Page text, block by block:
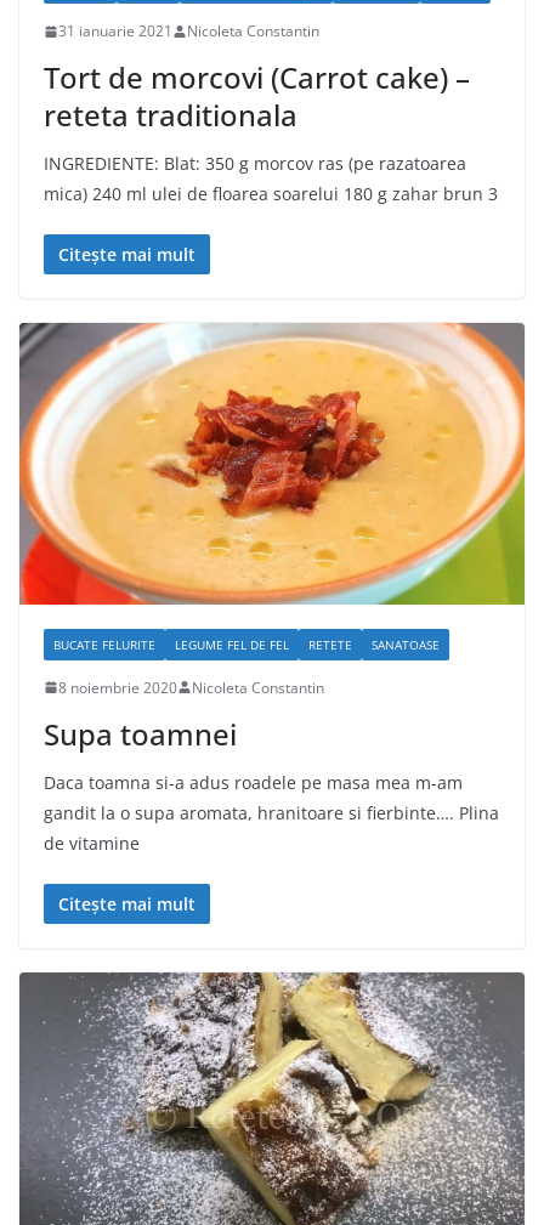
31 ianuarie 2021 Nicoleta Constantin
Tort de morcovi (Carrot cake) –
reteta traditionala
INGREDIENTE: Blat: 350 g morcov ras (pe razatoarea
mica) 240 ml ulei de floarea soarelui 180 g zahar brun 3
Citește mai mult
BUCATE FELURITE LEGUME FEL DE FEL RETETE SANATOASE
8 noiembrie 2020 Nicoleta Constantin
Supa toamnei
Daca toamna si-a adus roadele pe masa mea m-am
gandit la o supa aromata, hranitoare si fierbinte…. Plina
de vitamine
Citește mai mult